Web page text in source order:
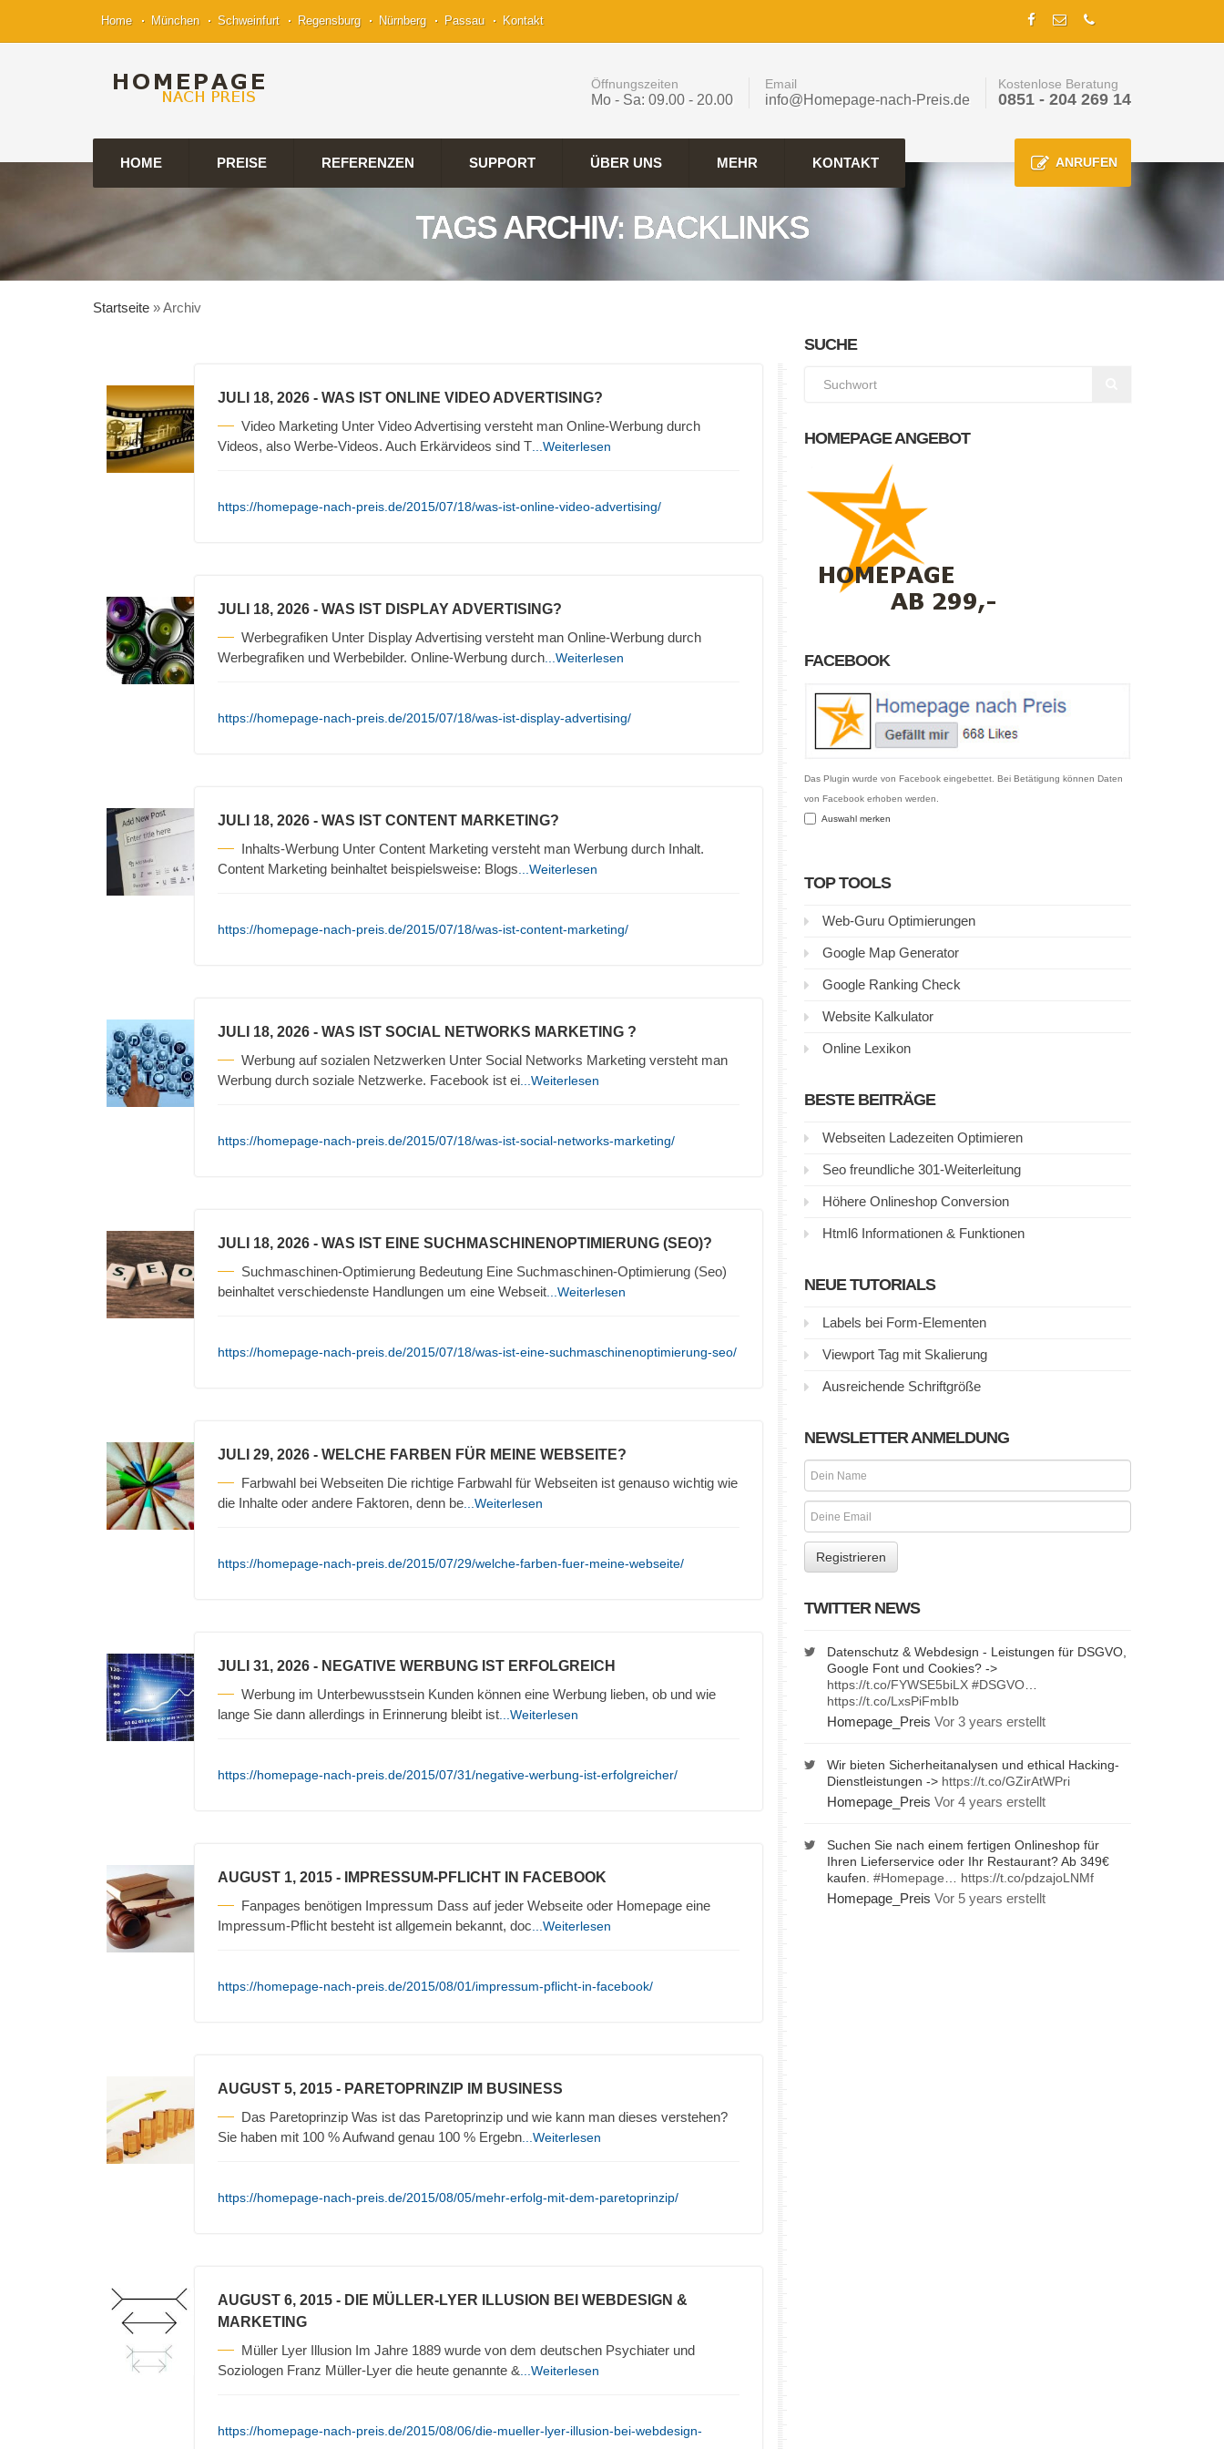
Home München Schweinfurt Regensburg Nürnberg Passau Kontakt
Öffnungszeiten
Mo - Sa: 09.00 - 20.00
Email
info@Homepage-nach-Preis.de
Kostenlose Beratung
0851 - 204 269 14
HOME PREISE REFERENZEN SUPPORT ÜBER UNS MEHR KONTAKT ANRUFEN
TAGS ARCHIV: BACKLINKS
Startseite »Archiv
JULI 18, 2026 - WAS IST ONLINE VIDEO ADVERTISING?
Video Marketing Unter Video Advertising versteht man Online-Werbung durch
Videos, also Werbe-Videos. Auch Erkärvideos sind T ...Weiterlesen
https://homepage-nach-preis.de/2015/07/18/was-ist-online-video-advertising/
JULI 18, 2026 - WAS IST DISPLAY ADVERTISING?
Werbegrafiken Unter Display Advertising versteht man Online-Werbung durch
Werbegrafiken und Werbebilder. Online-Werbung durch ...Weiterlesen
https://homepage-nach-preis.de/2015/07/18/was-ist-display-advertising/
JULI 18, 2026 - WAS IST CONTENT MARKETING?
Inhalts-Werbung Unter Content Marketing versteht man Werbung durch Inhalt.
Content Marketing beinhaltet beispielsweise: Blogs ...Weiterlesen
https://homepage-nach-preis.de/2015/07/18/was-ist-content-marketing/
JULI 18, 2026 - WAS IST SOCIAL NETWORKS MARKETING ?
Werbung auf sozialen Netzwerken Unter Social Networks Marketing versteht man
Werbung durch soziale Netzwerke. Facebook ist ei ...Weiterlesen
https://homepage-nach-preis.de/2015/07/18/was-ist-social-networks-marketing/
JULI 18, 2026 - WAS IST EINE SUCHMASCHINENOPTIMIERUNG (SEO)?
Suchmaschinen-Optimierung Bedeutung Eine Suchmaschinen-Optimierung (Seo)
beinhaltet verschiedenste Handlungen um eine Webseit ...Weiterlesen
https://homepage-nach-preis.de/2015/07/18/was-ist-eine-suchmaschinenoptimierung-seo/
JULI 29, 2026 - WELCHE FARBEN FÜR MEINE WEBSEITE?
Farbwahl bei Webseiten Die richtige Farbwahl für Webseiten ist genauso wichtig wie
die Inhalte oder andere Faktoren, denn be ...Weiterlesen
https://homepage-nach-preis.de/2015/07/29/welche-farben-fuer-meine-webseite/
JULI 31, 2026 - NEGATIVE WERBUNG IST ERFOLGREICH
Werbung im Unterbewusstsein Kunden können eine Werbung lieben, ob und wie
lange Sie dann allerdings in Erinnerung bleibt ist ...Weiterlesen
https://homepage-nach-preis.de/2015/07/31/negative-werbung-ist-erfolgreicher/
AUGUST 1, 2015 - IMPRESSUM-PFLICHT IN FACEBOOK
Fanpages benötigen Impressum Dass auf jeder Webseite oder Homepage eine
Impressum-Pflicht besteht ist allgemein bekannt, doc ...Weiterlesen
https://homepage-nach-preis.de/2015/08/01/impressum-pflicht-in-facebook/
AUGUST 5, 2015 - PARETOPRINZIP IM BUSINESS
Das Paretoprinzip Was ist das Paretoprinzip und wie kann man dieses verstehen?
Sie haben mit 100 % Aufwand genau 100 % Ergebn ...Weiterlesen
https://homepage-nach-preis.de/2015/08/05/mehr-erfolg-mit-dem-paretoprinzip/
AUGUST 6, 2015 - DIE MÜLLER-LYER ILLUSION BEI WEBDESIGN &
MARKETING
Müller Lyer Illusion Im Jahre 1889 wurde von dem deutschen Psychiater und
Soziologen Franz Müller-Lyer die heute genannte & ...Weiterlesen
https://homepage-nach-preis.de/2015/08/06/die-mueller-lyer-illusion-bei-webdesign-
SUCHE
HOMEPAGE ANGEBOT
FACEBOOK
Das Plugin wurde von Facebook eingebettet. Bei Betätigung können Daten
von Facebook erhoben werden.
Auswahl merken
TOP TOOLS
Web-Guru Optimierungen
Google Map Generator
Google Ranking Check
Website Kalkulator
Online Lexikon
BESTE BEITRÄGE
Webseiten Ladezeiten Optimieren
Seo freundliche 301-Weiterleitung
Höhere Onlineshop Conversion
Html6 Informationen & Funktionen
NEUE TUTORIALS
Labels bei Form-Elementen
Viewport Tag mit Skalierung
Ausreichende Schriftgröße
NEWSLETTER ANMELDUNG
TWITTER NEWS
Datenschutz & Webdesign - Leistungen für DSGVO,
Google Font und Cookies? ->
https://t.co/FYWSE5biLX #DSGVO…
https://t.co/LxsPiFmbIb
Homepage_Preis Vor 3 years erstellt
Wir bieten Sicherheitanalysen und ethical Hacking-
Dienstleistungen -> https://t.co/GZirAtWPri
Homepage_Preis Vor 4 years erstellt
Suchen Sie nach einem fertigen Onlineshop für
Ihren Lieferservice oder Ihr Restaurant? Ab 349€
kaufen. #Homepage https://t.co/pdzajoLNMf
Homepage_Preis Vor 5 years erstellt